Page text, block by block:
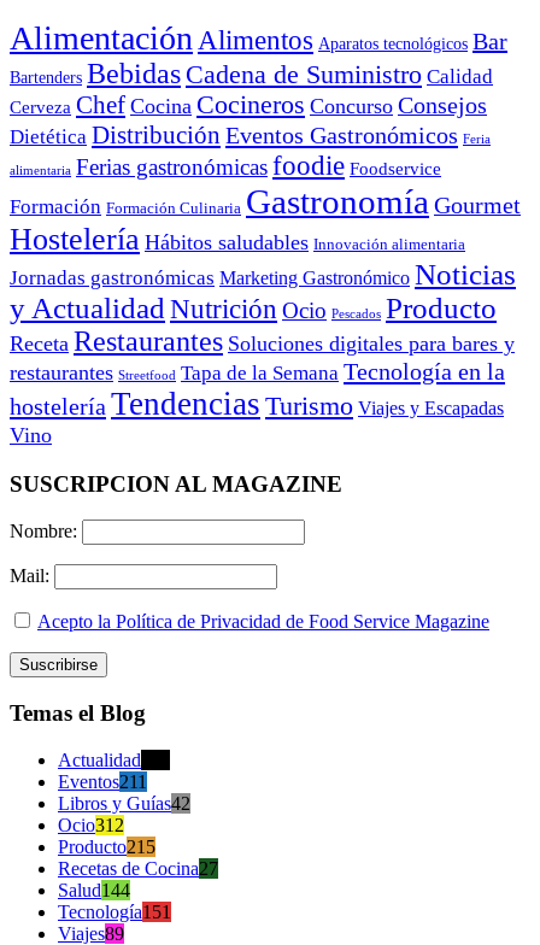
Alimentación Alimentos Aparatos tecnológicos Bar
Bartenders Bebidas Cadena de Suministro Calidad
Cerveza Chef Cocina Cocineros Concurso Consejos
Dietética Distribución Eventos Gastronómicos Feria
alimentaria Ferias gastronómicasfoodie Foodservice
Formación Formación Culinaria Gastronomía Gourmet
Hostelería Hábitos saludables Innovación alimentaria
Jornadas gastronómicas Marketing Gastronómico Noticias
y Actualidad Nutrición Ocio Pescados Producto
Receta Restaurantes Soluciones digitales para bares y
restaurantes Streetfood Tapa de la Semana Tecnología en la
hostelería Tendencias Turismo Viajes y Escapadas
Vino
SUSCRIPCION AL MAGAZINE
Nombre:
Mail:
Acepto la Política de Privacidad de Food Service Magazine
Temas el Blog
Actualidad
Eventos211
Libros y Guías42
Ocio312
Producto215
Recetas de Cocina27
Salud144
Tecnología151
Viajes89